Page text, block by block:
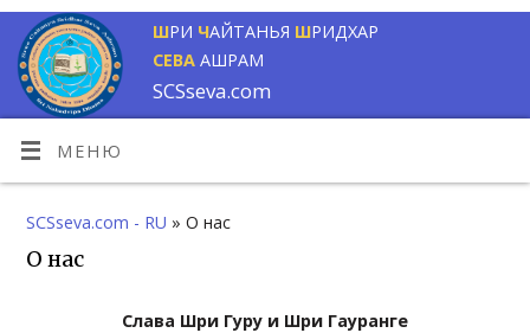
ШРИ ЧАЙТАНЬЯ ШРИДХАР
СЕВА АШРАМ
SCSseva.com
МЕНЮ
SCSseva.com - RU » О нас
О нас
Слава Шри Гуру и Шри Гауранге